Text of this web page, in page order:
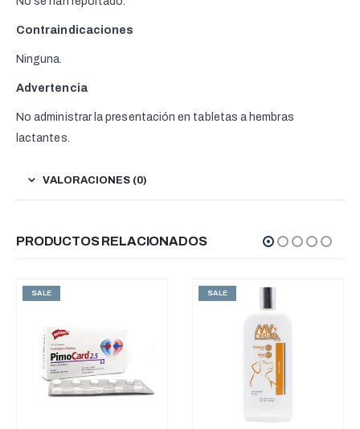
Contraindicaciones
Ninguna.
Advertencia
No administrar la presentación en tabletas a hembras
lactantes.
VALORACIONES (0)
PRODUCTOS RELACIONADOS
SALE SALE